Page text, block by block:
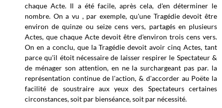
chaque Acte. Il a été facile, après cela, d'en déterminer le
nombre. On a vu , par exemple, qu'une Tragédie devoit être
environ de quinze ou seize cens vers, partagés en plusieurs
Actes, que chaque Acte devoit être d'environ trois cens vers.
On en a conclu, que la Tragédie devoit avoir cinq Actes, tant
parce qu'il étoit nécessaire de laisser respirer le Spectateur &
de ménager son attention, en ne la surchargeant pas par. la
représentation continue de l'action, & d'accorder au Poëte la
facilité de soustraire aux yeux des Spectateurs certaines
circonstances, soit par bienséance, soit par nécessité.